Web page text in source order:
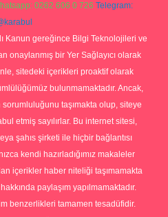
0262 606 0 726 Telegram:
Kanun gereğince Bilgi Teknolojileri ve
onaylanmış bir Yer Sağlayıcı olarak
sitedeki içerikleri proaktif olarak
bulunmamaktadır. Ancak,
taşımakta olup, siteye
etmiş sayılırlar. Bu internet sitesi,
şahıs şirketi ile hiçbir bağlantısı
kendi hazırladığımız makaleler
içerikler haber niteliği taşımamakta
paylaşım yapılmamaktadır.
benzerlikleri tamamen tesadüfidir.